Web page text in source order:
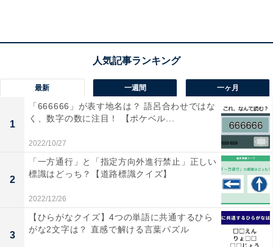
1 2
最新 一週間 一ヶ月
1
「666666」が表す地名は？ 語呂合わせではな
く、数字の数に注目！ 【ポケベル...
2022/10/27
2
「一方通行」と「指定方向外進行禁止」正しい
標識はどっち？【道路標識クイズ】
2022/12/26
3
【ひらがなクイズ】4つの単語に共通するひら
がな2文字は？ 直感で解ける言葉パズル